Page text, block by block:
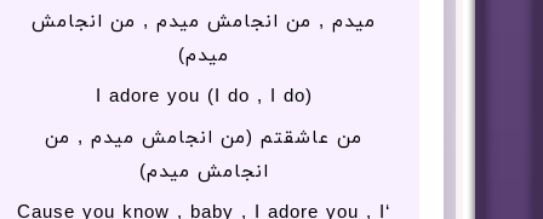
میدم , من انجامش میدم , من انجامش
میدم)
I adore you (I do , I do)
من عاشقتم (من انجامش میدم , من
انجامش میدم)
‘Cause you know , baby , I adore you , I